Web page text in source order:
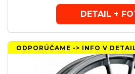
DETAIL +
ODPORÚČAME -> INFO V